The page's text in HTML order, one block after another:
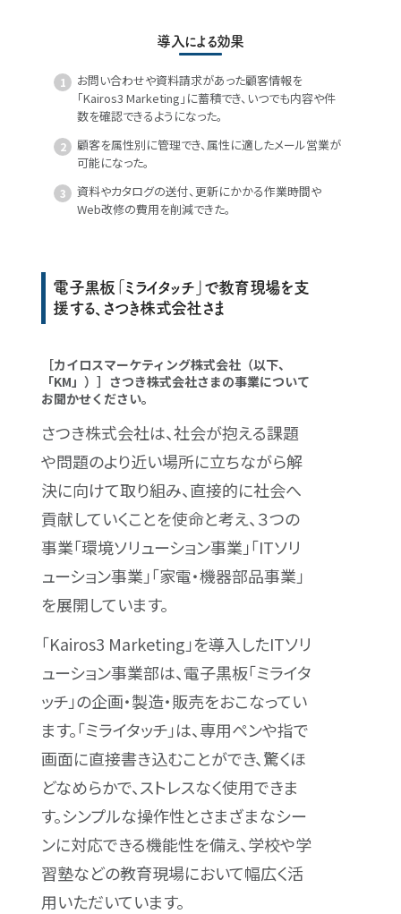
導入による効果
お問い合わせや資料請求があった顧客情報を
「Kairos3 Marketing」に蓄積でき、いつでも内容や件
数を確認できるようになった。
顧客を属性別に管理でき、属性に適したメール営業が
可能になった。
資料やカタログの送付、更新にかかる作業時間や
Web改修の費用を削減できた。
電子黒板「ミライタッチ」で教育現場を支
援する、さつき株式会社さま
［カイロスマーケティング株式会社（以下、
「KM」）］さつき株式会社さまの事業について
お聞かせください。
さつき株式会社は、社会が抱える課題
や問題のより近い場所に立ちながら解
決に向けて取り組み、直接的に社会へ
貢献していくことを使命と考え、３つの
事業「環境ソリューション事業」「ITソリ
ューション事業」「家電・機器部品事業」
を展開しています。
「Kairos3 Marketing」を導入したITソリ
ューション事業部は、電子黒板「ミライタ
ッチ」の企画・製造・販売をおこなってい
ます。「ミライタッチ」は、専用ペンや指で
画面に直接書き込むことができ、驚くほ
どなめらかで、ストレスなく使用できま
す。シンプルな操作性とさまざまなシー
ンに対応できる機能性を備え、学校や学
習塾などの教育現場において幅広く活
用いただいています。